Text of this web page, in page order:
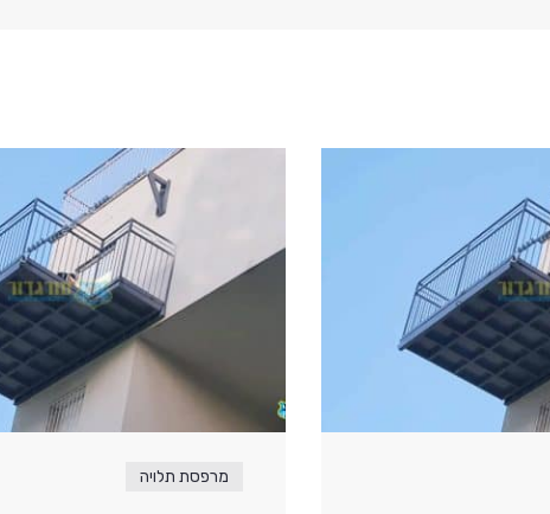
מרפסת תלויה